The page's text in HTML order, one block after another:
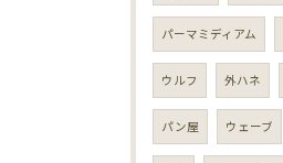
パーマミディアム
ウルフ 外ハネ
パン屋 ウェーブ